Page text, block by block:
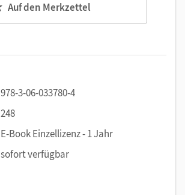
Auf den Merkzettel
978-3-06-033780-4
248
E-Book Einzellizenz - 1 Jahr
sofort verfügbar